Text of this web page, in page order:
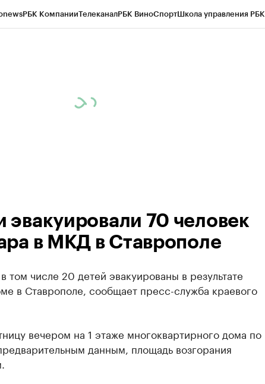
РБК КомпанииТелеканалРБК ВиноСпортШкола управления РБК
эвакуировали 70 человек
в МКД в Ставрополе
том числе 20 детей эвакуированы в результате
в Ставрополе, сообщает пресс-служба краевого
вечером на 1 этаже многоквартирного дома по
данным, площадь возгорания